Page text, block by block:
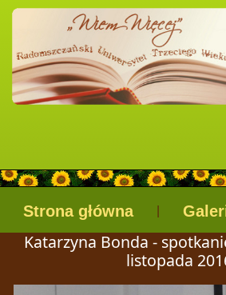
Strona główna
Katarzyna Bonda -
listopada